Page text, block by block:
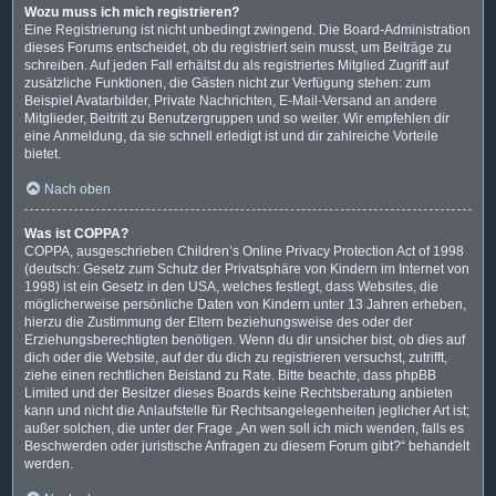
Wozu muss ich mich registrieren?
Eine Registrierung ist nicht unbedingt zwingend. Die Board-Administration
dieses Forums entscheidet, ob du registriert sein musst, um Beiträge zu
schreiben. Auf jeden Fall erhältst du als registriertes Mitglied Zugriff auf
zusätzliche Funktionen, die Gästen nicht zur Verfügung stehen: zum
Beispiel Avatarbilder, Private Nachrichten, E-Mail-Versand an andere
Mitglieder, Beitritt zu Benutzergruppen und so weiter. Wir empfehlen dir
eine Anmeldung, da sie schnell erledigt ist und dir zahlreiche Vorteile
bietet.
Nach oben
Was ist COPPA?
COPPA, ausgeschrieben Children’s Online Privacy Protection Act of 1998
(deutsch: Gesetz zum Schutz der Privatsphäre von Kindern im Internet von
1998) ist ein Gesetz in den USA, welches festlegt, dass Websites, die
möglicherweise persönliche Daten von Kindern unter 13 Jahren erheben,
hierzu die Zustimmung der Eltern beziehungsweise des oder der
Erziehungsberechtigten benötigen. Wenn du dir unsicher bist, ob dies auf
dich oder die Website, auf der du dich zu registrieren versuchst, zutrifft,
ziehe einen rechtlichen Beistand zu Rate. Bitte beachte, dass phpBB
Limited und der Besitzer dieses Boards keine Rechtsberatung anbieten
kann und nicht die Anlaufstelle für Rechtsangelegenheiten jeglicher Art ist;
außer solchen, die unter der Frage „An wen soll ich mich wenden, falls es
Beschwerden oder juristische Anfragen zu diesem Forum gibt?“ behandelt
werden.